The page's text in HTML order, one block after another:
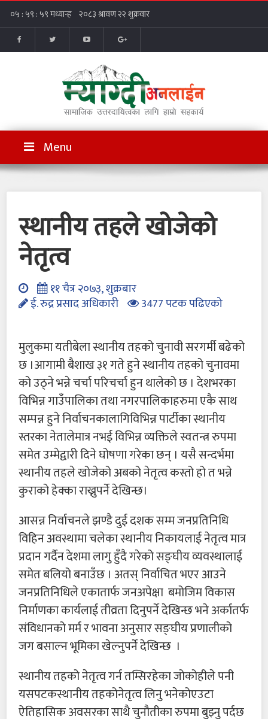
Menu
स्थानीय तहले खोजेको
नेतृत्व
११ चैत्र २०७३, शुक्रबार
ई. रुद्र प्रसाद अधिकारी
3477 पटक पढिएको
मुलुकमा यतीबेला स्थानीय तहको चुनावी सरगर्मी बढेको
छ ।आगामी बैशाख ३१ गते हुने स्थानीय तहको चुनावमा
को उठ्ने भन्ने चर्चा परिचर्चा हुन थालेको छ । देशभरका
विभिन्न गाउँपालिका तथा नगरपालिकाहरुमा एकै साथ
सम्पन्न हुने निर्वाचनकालागिविभिन्न पार्टीका स्थानीय
स्तरका नेतालेमात्र नभई विभिन्न व्यक्तिले स्वतन्त्र रुपमा
समेत उम्मेद्वारी दिने घोषणा गरेका छन् । यसै सन्दर्भमा
स्थानीय तहले खोजेको अबको नेतृत्व कस्तो हो त भन्ने
कुराको हेक्का राख्नुपर्ने देखिन्छ।
आसन्न निर्वाचनले झण्डै दुई दशक सम्म जनप्रतिनिधि
विहिन अवस्थामा चलेका स्थानीय निकायलाई नेतृत्व मात्र
प्रदान गर्दैन देशमा लागु हुँदै गरेको सङ्घीय व्यवस्थालाई
समेत बलियो बनाउँछ । अतस् निर्वाचित भएर आउने
जनप्रतिनिधिले एकातार्फ जनअपेक्षा बमोजिम विकास
निर्माणका कार्यलाई तीव्रता दिनुपर्ने देखिन्छ भने अर्कातर्फ
संविधानको मर्म र भावना अनुसार सङ्घीय प्रणालीको
जग बसाल्न भूमिका खेल्नुपर्ने देखिन्छ ।
स्थानीय तहको नेतृत्व गर्न तम्सिरहेका जोकोहीले पनी
यसपटकस्थानीय तहकोनेतृत्व लिनु भनेकोएउटा
ऐतिहासिक अवसरका साथै चुनौतीका रुपमा बुझ्नु पर्दछ